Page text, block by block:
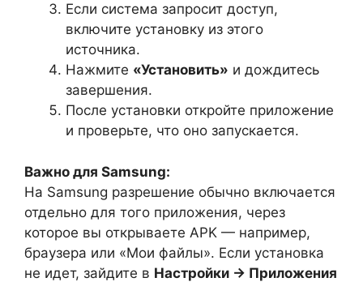
Если система запросит доступ,
включите установку из этого
источника.
Нажмите «Установить» и дождитесь
завершения.
После установки откройте приложение
и проверьте, что оно запускается.
Важно для Samsung:
На Samsung разрешение обычно включается
отдельно для того приложения, через
которое вы открываете APK — например,
браузера или «Мои файлы». Если установка
не идет, зайдите в Настройки → Приложения